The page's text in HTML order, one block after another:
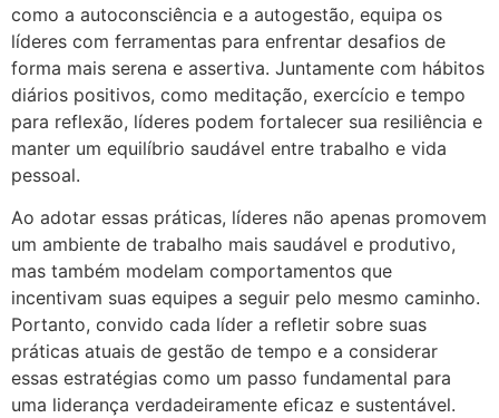
como a autoconsciência e a autogestão, equipa os
líderes com ferramentas para enfrentar desafios de
forma mais serena e assertiva. Juntamente com hábitos
diários positivos, como meditação, exercício e tempo
para reflexão, líderes podem fortalecer sua resiliência e
manter um equilíbrio saudável entre trabalho e vida
pessoal.
Ao adotar essas práticas, líderes não apenas promovem
um ambiente de trabalho mais saudável e produtivo,
mas também modelam comportamentos que
incentivam suas equipes a seguir pelo mesmo caminho.
Portanto, convido cada líder a refletir sobre suas
práticas atuais de gestão de tempo e a considerar
essas estratégias como um passo fundamental para
uma liderança verdadeiramente eficaz e sustentável.